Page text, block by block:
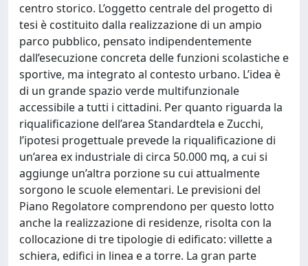
centro storico. L’oggetto centrale del progetto di
tesi è costituito dalla realizzazione di un ampio
parco pubblico, pensato indipendentemente
dall’esecuzione concreta delle funzioni scolastiche e
sportive, ma integrato al contesto urbano. L’idea è
di un grande spazio verde multifunzionale
accessibile a tutti i cittadini. Per quanto riguarda la
riqualificazione dell’area Standardtela e Zucchi,
l’ipotesi progettuale prevede la riqualificazione di
un’area ex industriale di circa 50.000 mq, a cui si
aggiunge un’altra porzione su cui attualmente
sorgono le scuole elementari. Le previsioni del
Piano Regolatore comprendono per questo lotto
anche la realizzazione di residenze, risolta con la
collocazione di tre tipologie di edificato: villette a
schiera, edifici in linea e a torre. La gran parte